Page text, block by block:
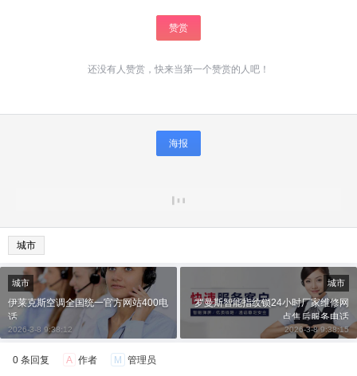
赞赏
还没有人赞赏，快来当第一个赞赏的人吧！
海报
城市
城市
伊莱克斯空调全国统一官方网站400电
话
2026-3-8 9:38:12
城市
罗曼斯智能指纹锁24小时厂家维修网
点售后服务电话
2026-3-8 9:38:15
0 条回复 A 作者 M 管理员